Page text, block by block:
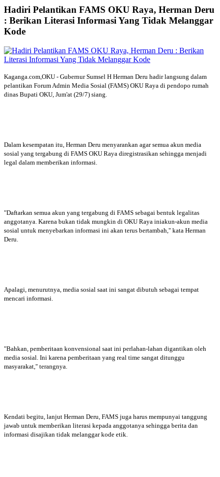
Hadiri Pelantikan FAMS OKU Raya, Herman Deru
: Berikan Literasi Informasi Yang Tidak Melanggar
Kode
Kaganga.com,OKU - Gubernur Sumsel H Herman Deru hadir langsung dalam
pelantikan Forum Admin Media Sosial (FAMS) OKU Raya di pendopo rumah
dinas Bupati OKU, Jum'at (29/7) siang.
Dalam kesempatan itu, Herman Deru menyarankan agar semua akun media
sosial yang tergabung di FAMS OKU Raya diregistrasikan sehingga menjadi
legal dalam memberikan informasi.
"Daftarkan semua akun yang tergabung di FAMS sebagai bentuk legalitas
anggotanya. Karena bukan tidak mungkin di OKU Raya iniakun-akun media
sosial untuk menyebarkan informasi ini akan terus bertambah," kata Herman
Deru.
Apalagi, menurutnya, media sosial saat ini sangat dibutuh sebagai tempat
mencari informasi.
"Bahkan, pemberitaan konvensional saat ini perlahan-lahan digantikan oleh
media sosial. Ini karena pemberitaan yang real time sangat ditunggu
masyarakat," terangnya.
Kendati begitu, lanjut Herman Deru, FAMS juga harus mempunyai tanggung
jawab untuk memberikan literasi kepada anggotanya sehingga berita dan
informasi disajikan tidak melanggar kode etik.